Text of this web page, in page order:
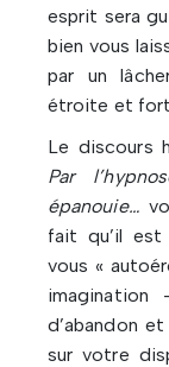
esprit sera
bien vous
par un
étroite et
Le discours
Par
épanouie…
fait qu’il est
vous «
d’abandon
sur votre